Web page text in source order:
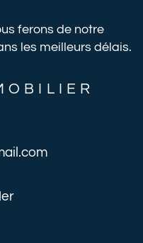
ferons de notre
les meilleurs délais.